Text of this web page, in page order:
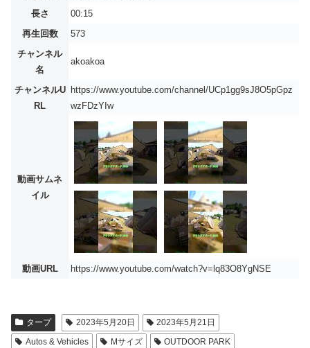
長さ
00:15
再生回数
573
チャンネル
名
akoakoa
チャンネルU
RL
https://www.youtube.com/channel/UCp1gg9sJ8O5pGpz
wzFDzYIw
動画サムネ
イル
動画URL https://www.youtube.com/watch?v=lq83O8YgNSE
タープ 2023年5月20日
2023年5月21日
Autos & Vehicles
Mサイズ
OUTDOOR PARK